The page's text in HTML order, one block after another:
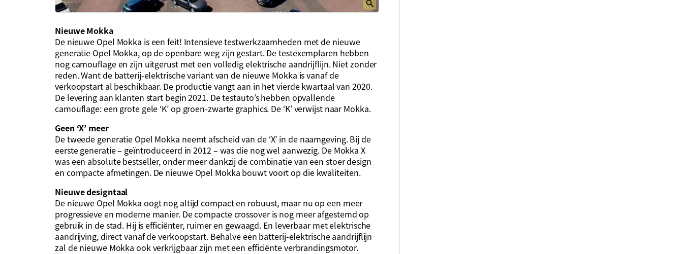
Nieuwe Mokka
De nieuwe Opel Mokka is een feit! Intensieve testwerkzaamheden met de nieuwe
generatie Opel Mokka, op de openbare weg zijn gestart. De testexemplaren hebben
nog camouflage en zijn uitgerust met een volledig elektrische aandrijflijn. Niet zonder
reden. Want de batterij-elektrische variant van de nieuwe Mokka is vanaf de
verkoopstart al beschikbaar. De productie vangt aan in het vierde kwartaal van 2020.
De levering aan klanten start begin 2021. De testauto’s hebben opvallende
camouflage: een grote gele ‘K’ op groen-zwarte graphics. De ‘K’ verwijst naar Mokka.
Geen ‘X’ meer
De tweede generatie Opel Mokka neemt afscheid van de ‘X’ in de naamgeving. Bij de
eerste generatie – geïntroduceerd in 2012 – was die nog wel aanwezig. De Mokka X
was een absolute bestseller, onder meer dankzij de combinatie van een stoer design
en compacte afmetingen. De nieuwe Opel Mokka bouwt voort op die kwaliteiten.
Nieuwe designtaal
De nieuwe Opel Mokka oogt nog altijd compact en robuust, maar nu op een meer
progressieve en moderne manier. De compacte crossover is nog meer afgestemd op
gebruik in de stad. Hij is efficiënter, ruimer en gewaagd. En leverbaar met elektrische
aandrijving, direct vanaf de verkoopstart. Behalve een batterij-elektrische aandrijflijn
zal de nieuwe Mokka ook verkrijgbaar zijn met een efficiënte verbrandingsmotor.